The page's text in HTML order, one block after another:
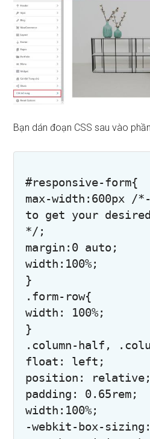
Bạn dán đoạn CSS sau vào
#responsive-form{
max-width:600px /
to get your
*/;
margin:0 auto;
width:100%;
}
.form-row{
width: 100%;
}
.column-half,
float: left;
position: relative;
padding: 0.65rem;
width:100%;
-webkit-box-